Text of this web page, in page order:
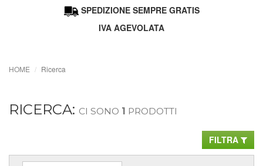
SPEDIZIONE SEMPRE GRATIS
IVA AGEVOLATA
HOME Ricerca
RICERCA: CI SONO 1 PRODOTTI
FILTRA